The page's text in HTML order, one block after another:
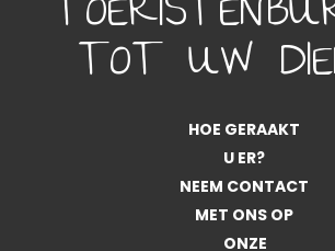
TOT UW
HOE GERAAKT
U ER?
NEEM CONTACT
MET ONS OP
ONZE